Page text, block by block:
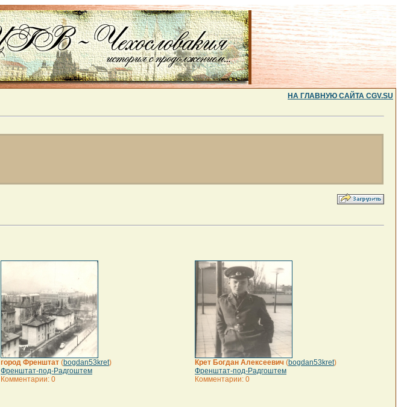
НА ГЛАВНУЮ САЙТА CGV.SU
город Френштат (bogdan53kret)
Френштат-под-Радгоштем
Комментарии: 0
Крет Богдан Алексеевич (bogdan53kret)
Френштат-под-Радгоштем
Комментарии: 0